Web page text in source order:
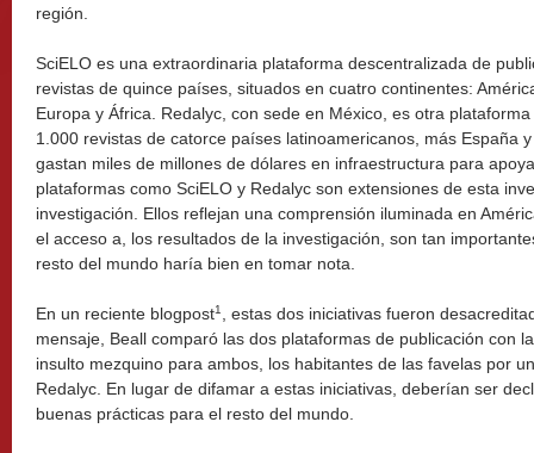
región.
SciELO es una extraordinaria plataforma descentralizada de
revistas de quince países, situados en cuatro continentes:
Europa y África. Redalyc, con sede en México, es otra
1.000 revistas de catorce países latinoamericanos, más España
gastan miles de millones de dólares en infraestructura para
plataformas como SciELO y Redalyc son extensiones de esta
investigación. Ellos reflejan una comprensión iluminada en
el acceso a, los resultados de la investigación, son tan
resto del mundo haría bien en tomar nota.
En un reciente blogpost1
, estas dos iniciativas fueron
mensaje, Beall comparó las dos plataformas de publicación con
insulto mezquino para ambos, los habitantes de las favelas por
Redalyc. En lugar de difamar a estas iniciativas, deberían ser
buenas prácticas para el resto del mundo.